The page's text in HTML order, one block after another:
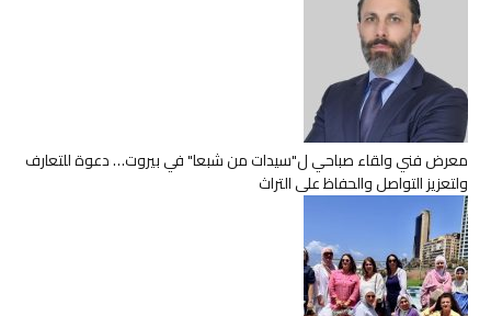
معرض فني ولقاء صباحي ل"سيدات من شبعا" في بيروت… دعوة للتعارف
ولتعزيز التواصل والحفاظ على التراث